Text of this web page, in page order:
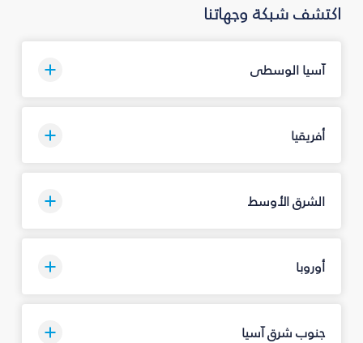
اكتشف شبكة وجهاتنا
آسيا الوسطى
أفريقيا
الشرق الأوسط
أوروبا
جنوب شرق آسيا